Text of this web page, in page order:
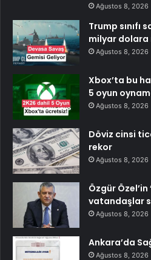
Ağustos 8, 2026
Trump sınıfı
milyar
Ağustos 8, 2026
Xbox’ta bu
5 oyun
Ağustos 8, 2026
Döviz cinsi
rekor
Ağustos 8, 2026
Özgür Özel’in
vatandaşlar
Ağustos 8, 2026
Ankara’da
Ağustos 8, 2026